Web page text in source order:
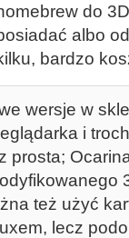
do
albo
bardzo
wersje w
i
prosta;
też użyć
lecz